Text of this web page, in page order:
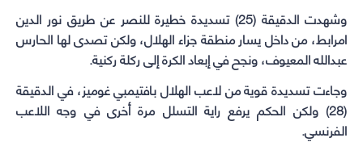
وشهدت الدقيقة (25) تسديدة خطيرة للنصر عن طريق نور الدين
امرابط، من داخل يسار منطقة جزاء الهلال، ولكن تصدى لها الحارس
عبدالله المعيوف، ونجح في إبعاد الكرة إلى ركلة ركنية.
وجاءت تسديدة قوية من لاعب الهلال بافتيمبي غوميز، في الدقيقة
(28) ولكن الحكم يرفع راية التسلل مرة أخرى في وجه اللاعب
الفرنسي.